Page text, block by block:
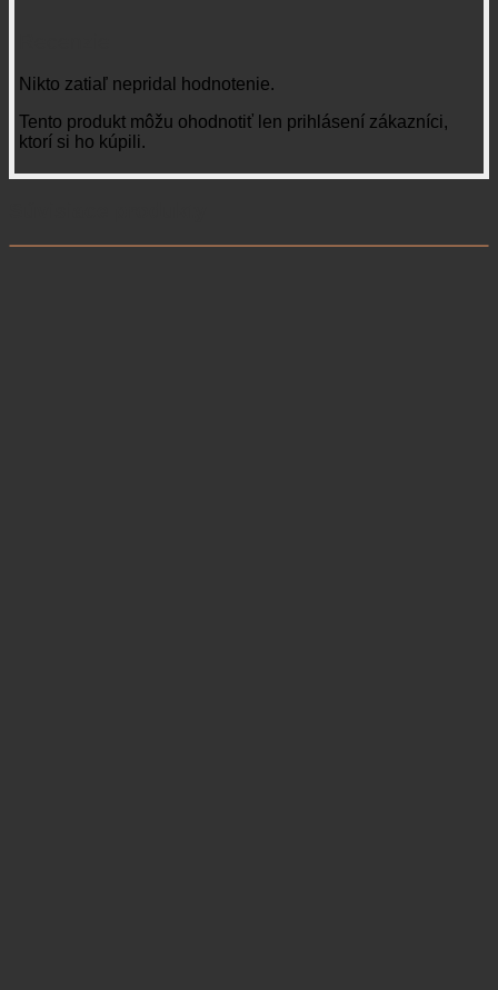
Nikto zatiaľ nepridal hodnotenie.
Tento produkt môžu ohodnotiť len prihlásení zákazníci,
ktorí si ho kúpili.